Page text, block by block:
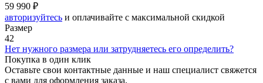
59 990 ₽
авторизуйтесь и оплачивайте с максимальной скидкой
Размер
42
Нет нужного размера или затрудняетесь его определить?
Покупка в один клик
Оставьте свои контактные данные и наш специалист свяжется
с вами для оформления заказа.